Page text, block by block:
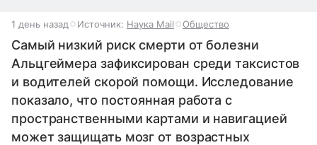
1 день назад Источник: Наука Mail Общество
Самый низкий риск смерти от болезни
Альцгеймера зафиксирован среди таксистов
и водителей скорой помощи. Исследование
показало, что постоянная работа с
пространственными картами и навигацией
может защищать мозг от возрастных